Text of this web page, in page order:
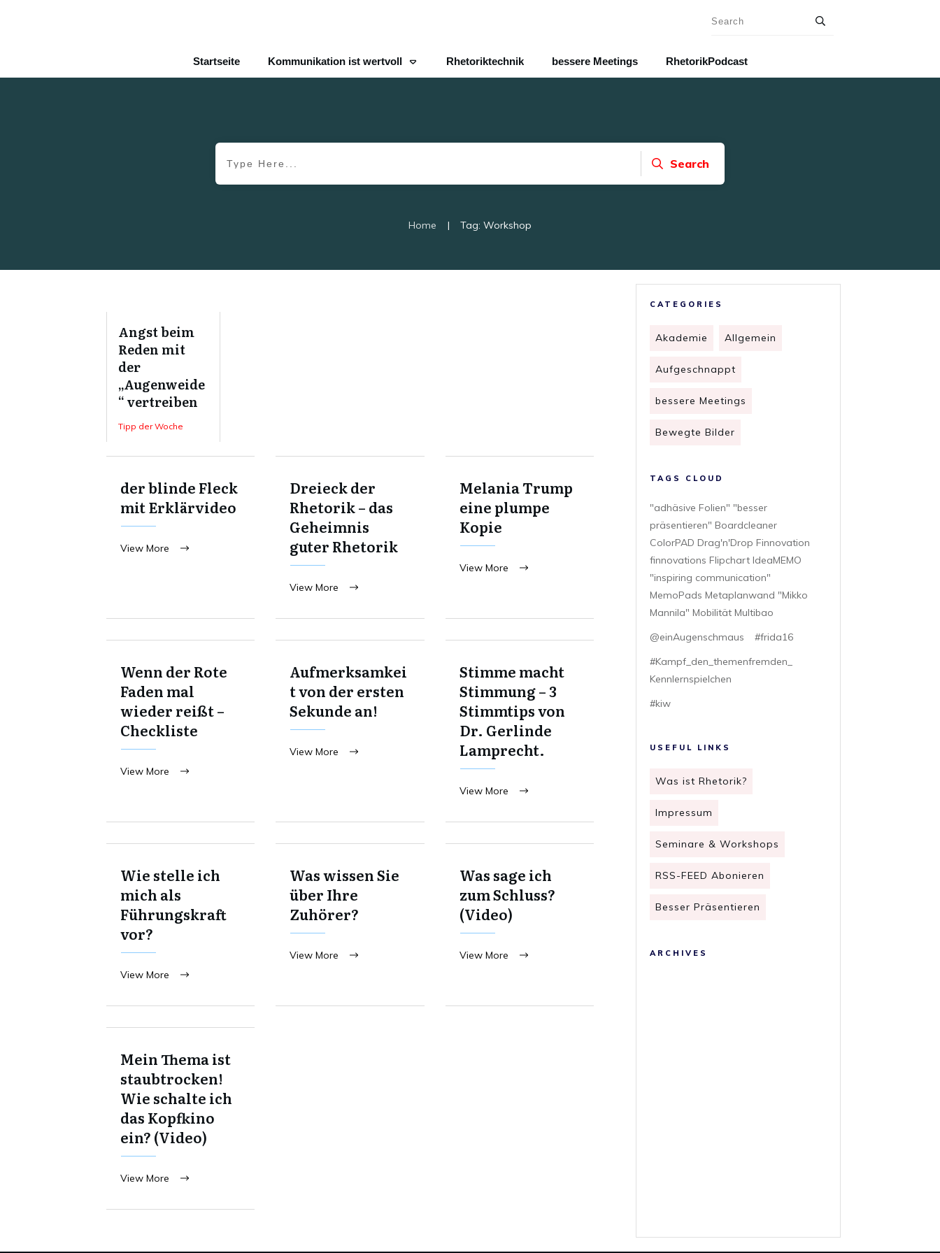
Startseite Kommunikation ist wertvoll Rhetoriktechnik bessere Meetings RhetorikPodcast
Search
Home | Tag: Workshop
Angst beim
Reden mit
der
„Augenweide
“ vertreiben
Tipp der Woche
der blinde Fleck
mit Erklärvideo
View More
Dreieck der
Rhetorik – das
Geheimnis
guter Rhetorik
View More
Melania Trump
eine plumpe
Kopie
View More
Wenn der Rote
Faden mal
wieder reißt –
Checkliste
View More
Aufmerksamkei
t von der ersten
Sekunde an!
View More
Stimme macht
Stimmung – 3
Stimmtips von
Dr. Gerlinde
Lamprecht.
View More
Wie stelle ich
mich als
Führungskraft
vor?
View More
Was wissen Sie
über Ihre
Zuhörer?
View More
Was sage ich
zum Schluss?
(Video)
View More
Mein Thema ist
staubtrocken!
Wie schalte ich
das Kopfkino
ein? (Video)
View More
CATEGORIES
Akademie Allgemein
Aufgeschnappt
bessere Meetings
Bewegte Bilder
TAGS CLOUD
"adhäsive Folien" "besser
präsentieren" Boardcleaner
ColorPAD Drag'n'Drop Finnovation
finnovations Flipchart IdeaMEMO
"inspiring communication"
MemoPads Metaplanwand "Mikko
Mannila" Mobilität Multibao
@einAugenschmaus
#frida16
#Kampf_den_themenfremden_
Kennlernspielchen
#kiw
USEFUL LINKS
Was ist Rhetorik?
Impressum
Seminare & Workshops
RSS-FEED Abonieren
Besser Präsentieren
ARCHIVES